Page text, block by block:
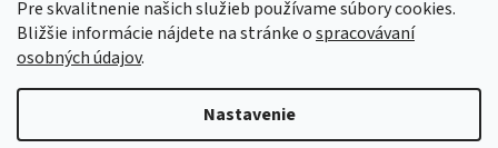
Pre skvalitnenie našich služieb používame súbory cookies.
Bližšie informácie nájdete na stránke ospracovávaní
osobných údajov.
Nastavenie
Vložením e-mailu súhlasíte spodmienkami spracovávania osobných
údajov
Vytvoril Shoptet